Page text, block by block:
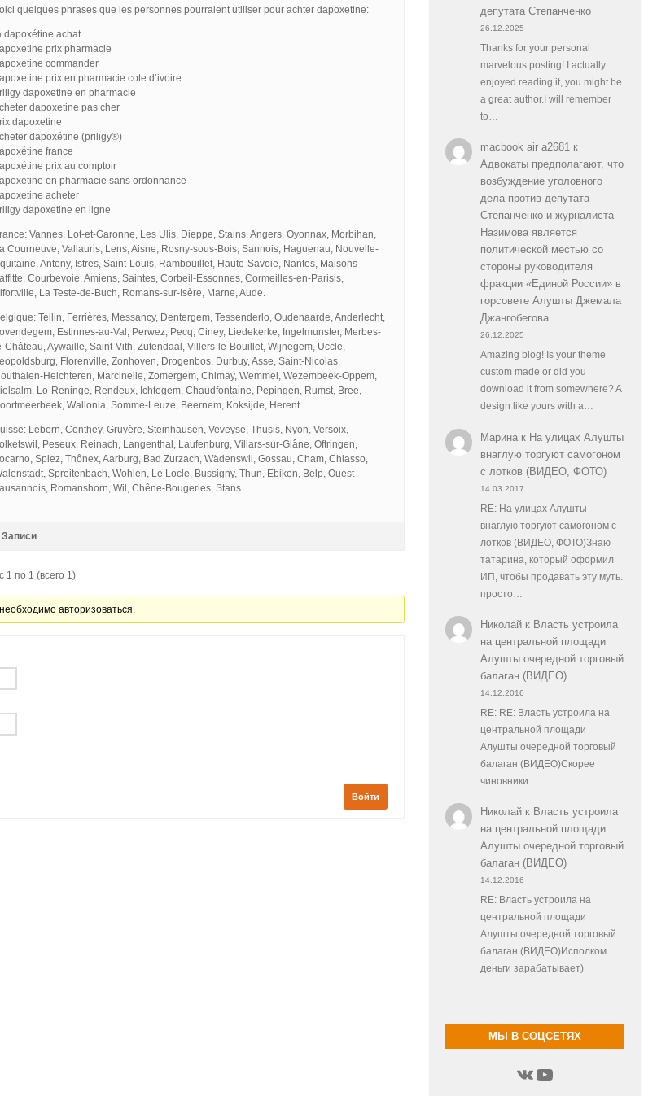
quelques phrases que les personnes pourraient utiliser pour achter dapoxetine:
dapoxétine achat
prix pharmacie
commander
prix en pharmacie cote d’ivoire
dapoxetine en pharmacie
dapoxetine pas cher
dapoxetine
dapoxétine (priligy®)
france
prix au comptoir
en pharmacie sans ordonnance
acheter
dapoxetine en ligne
Vannes, Lot-et-Garonne, Les Ulis, Dieppe, Stains, Angers, Oyonnax, Morbihan,
Courneuve, Vallauris, Lens, Aisne, Rosny-sous-Bois, Sannois, Haguenau, Nouvelle-
Antony, Istres, Saint-Louis, Rambouillet, Haute-Savoie, Nantes, Maisons-
Courbevoie, Amiens, Saintes, Corbeil-Essonnes, Cormeilles-en-Parisis,
La Teste-de-Buch, Romans-sur-Isère, Marne, Aude.
Tellin, Ferrières, Messancy, Dentergem, Tessenderlo, Oudenaarde, Anderlecht,
Estinnes-au-Val, Perwez, Pecq, Ciney, Liedekerke, Ingelmunster, Merbes-
Château, Aywaille, Saint-Vith, Zutendaal, Villers-le-Bouillet, Wijnegem, Uccle,
Florenville, Zonhoven, Drogenbos, Durbuy, Asse, Saint-Nicolas,
Helchteren, Marcinelle, Zomergem, Chimay, Wemmel, Wezembeek-Oppem,
Lo-Reninge, Rendeux, Ichtegem, Chaudfontaine, Pepingen, Rumst, Bree,
Wallonia, Somme-Leuze, Beernem, Koksijde, Herent.
Lebern, Conthey, Gruyère, Steinhausen, Veveyse, Thusis, Nyon, Versoix,
Peseux, Reinach, Langenthal, Laufenburg, Villars-sur-Glâne, Oftringen,
Spiez, Thônex, Aarburg, Bad Zurzach, Wädenswil, Gossau, Cham, Chiasso,
Spreitenbach, Wohlen, Le Locle, Bussigny, Thun, Ebikon, Belp, Ouest
Romanshorn, Wil, Chêne-Bougeries, Stans.
Записи
1 по 1 (всего 1)
авторизоваться.
Войти
депутата Степанченко
26.12.2025
Thanks for your personal
marvelous posting! I actually
enjoyed reading it, you might be
a great author.I will remember
to…
macbook air a2681к
Адвокаты предполагают, что
возбуждение уголовного
дела против депутата
Степанченко и журналиста
Назимова является
политической местью со
стороны руководителя
фракции «Единой России» в
горсовете Алушты Джемала
Джангобегова
26.12.2025
Amazing blog! Is your theme
custom made or did you
download it from somewhere? A
design like yours with a…
Маринак На улицах Алушты
внаглую торгуют самогоном
с лотков (ВИДЕО, ФОТО)
14.03.2017
RE: На улицах Алушты
внаглую торгуют самогоном с
лотков (ВИДЕО, ФОТО)Знаю
татарина, который оформил
ИП, чтобы продавать эту муть.
просто…
Николайк Власть устроила
на центральной площади
Алушты очередной торговый
балаган (ВИДЕО)
14.12.2016
RE: RE: Власть устроила на
центральной площади
Алушты очередной торговый
балаган (ВИДЕО)Скорее
чиновники
Николайк Власть устроила
на центральной площади
Алушты очередной торговый
балаган (ВИДЕО)
14.12.2016
RE: Власть устроила на
центральной площади
Алушты очередной торговый
балаган (ВИДЕО)Исполком
деньги зарабатывает)
МЫ В СОЦСЕТЯХ
ВКонтакте
YouTube